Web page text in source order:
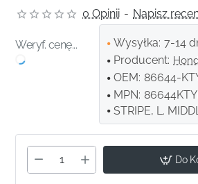
0 Opinii - Napisz
Weryf. cenę... Wysyłka: 7-14
Producent:
OEM: 86644-
MPN:
STRIPE, L.
Do